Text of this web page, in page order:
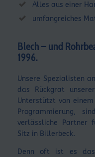
Alles aus einer
umfangreiches
Blech – und
1996.
Unsere Spezialisten
das Rückgrat
Unterstützt von
Programmierung,
verlässliche Partner
Sitz in Billerbeck.
Denn oft ist es